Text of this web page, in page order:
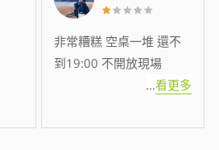
非常糟糕 空桌一堆 還不
到19:00 不開放現場
...看更多